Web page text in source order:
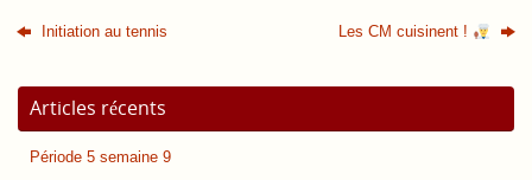
Initiation au tennis Les CM cuisinent !
Articles récents
Période 5 semaine 9